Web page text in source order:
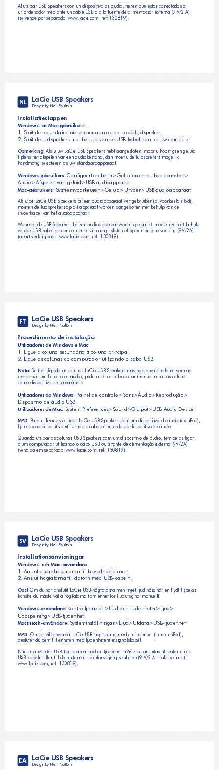
Al utilizar USB Speakers con un dispositivo de audio, tienen que estar conectados a
un ordenador mediante un cable USB o a la fuente de alimentación externa (9 V/2 A)
(se vende por separado: www.lacie.com, ref: 130819).
LaCie USB Speakers
NL
Design by Neil Poulton
Installatiestappen
Windows- en Mac-gebruikers:
1. Sluit de secundaire luidspreker aan op de hoofdluidspreker.
2. Sluit de luidsprekers met behulp van de USB-kabel aan op uw computer.
Opmerking: Als u uw LaCie USB Speakers hebt aangesloten, maar u hoort geen geluid
tijdens het afspelen van een audiobestand, dan moet u de luidsprekers mogelijk
handmatig selecteren als uw standaardapparaat.
Windows-gebruikers: Configuratiescherm>Geluiden en audioapparaten>
Audio>Afspelen van geluid>USB-audioapparaat
Mac-gebruikers: Systeemvoorkeuren>Geluid>Uitvoer>USB-audioapparaat
Als u de LaCie USB Speakers bij een audioapparaat wilt gebruiken (bijvoorbeeld iPod),
moeten de luidsprekers op dit apparaat worden aangesloten met behulp van de
invoerkabel van het audioapparaat.
Wanneer de USB Speakers bij een audioapparaat worden gebruikt, moeten ze met behulp
van de USB-kabel op een computer zijn aangesloten of op een externe voeding (9V/2A)
(apart verkrijgbaar: www.lacie.com, ref: 130819).
LaCie USB Speakers
PT
Design by Neil Poulton
Procedimento de instalação
Utilizadores de Windows e Mac:
1. Ligue a coluna secundária à coluna principal.
2. Ligue as colunas ao computador utilizando o cabo USB.
Nota: Se tiver ligado as colunas LaCie USB Speakers mas não ouvir qualquer som ao
reproduzir um ficheiro de áudio, poderá ter de seleccionar manualmente as colunas
como dispositivo de saída áudio.
Utilizadores do Windows: Painel de controlo>Sons>Áudio>Reprodução>
Dispositivo de áudio USB
Utilizadores de Mac: System Preferences>Sound>Output>USB Audio Device
MP3:
Para utilizar as colunas LaCie USB Speakers com um dispositivo de áudio (ex. iPod),
ligue-as ao dispositivo utilizando o cabo de entrada do dispositivo de áudio.
Quando utilizar as colunas USB Speakers com um dispositivo de áudio, tem de as ligar
a um computador utilizando o cabo USB ou à fonte de alimentação externa (9V/2A)
(vendida em separado: www.lacie.com, ref: 130819).
LaCie USB Speakers
SV
Design by Neil Poulton
Installationsanvisningar
Windows- och Mac-användare:
1. Anslut andrahögtalaren till huvudhögtalaren.
2. Anslut högtalarna till datorn med USB-kabeln.
Obs! Om du har anslutit LaCie USB-högtalarna men inget ljud hörs när en ljudfil spelas
kanske du måste välja högtalarna som enhet för ljudutsignal manuellt.
Windows-användare:
Kontrollpanelen>Ljud och ljudenheter>Ljud>
Uppspelning>USB-ljudenhet
Macintosh-användare: Systeminställningar>Ljud>Utdata>USB-ljudenhet
MP3: Om du vill använda LaCie USB-högtalarna med en ljudenhet (t.ex. en iPod),
ansluter du dem till enheten med ljudenhetens insignalskabel.
När du använder USB-högtalarna med en ljudenhet måste de anslutas till datorn med
USB-kabeln, eller till den externa strömförsörjningsenheten (9 V/2 A - säljs separat:
www.lacie.com, ref: 130819).
LaCie USB Speakers
DA
Design by Neil Poulton